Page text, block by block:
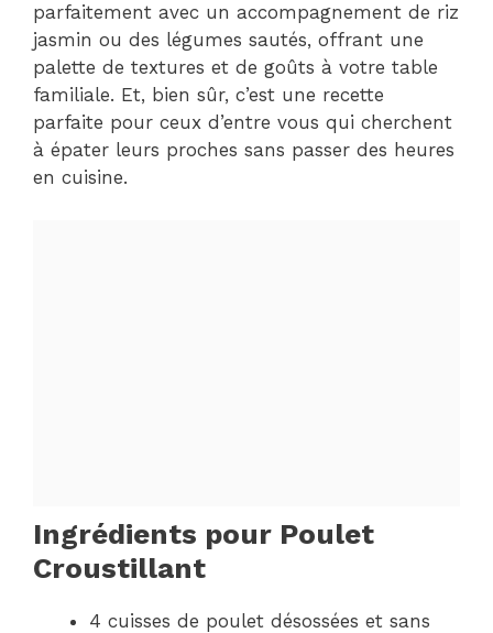
parfaitement avec un accompagnement de riz
jasmin ou des légumes sautés, offrant une
palette de textures et de goûts à votre table
familiale. Et, bien sûr, c’est une recette
parfaite pour ceux d’entre vous qui cherchent
à épater leurs proches sans passer des heures
en cuisine.
Ingrédients pour Poulet
Croustillant
4 cuisses de poulet désossées et sans